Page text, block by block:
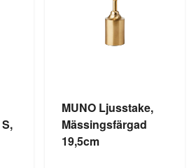
MUNO Ljusstake,
Mässingsfärgad
19,5cm